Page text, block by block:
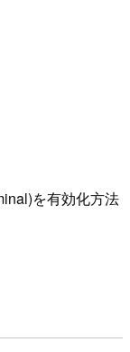
を有効化方法